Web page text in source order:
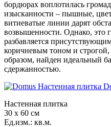
бордюрах воплотилась
изысканности – пышные,
витиеватые линии дарят
возвышенности. Однако, это
разбавляется
коричневым тоном и
образом, найден идеальный
сдержанностью.
Настенная плитка
30 x 60 см
Ед.изм.: кв.м.